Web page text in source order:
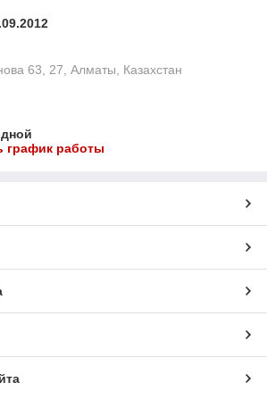
63, 27, Алматы, Казахстан
график работы